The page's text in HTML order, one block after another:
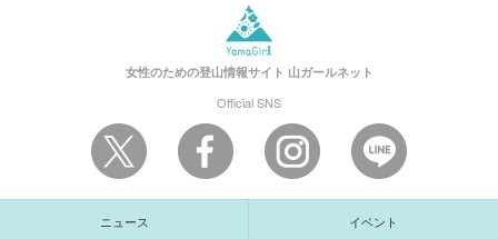
女性のための登山情報サイト 山ガールネット
Official SNS
ニュース イベント